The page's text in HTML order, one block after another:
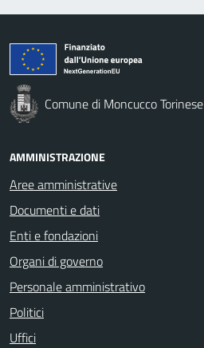
Comune di Moncucco Torinese
AMMINISTRAZIONE
Aree amministrative
Documenti e dati
Enti e fondazioni
Organi di governo
Personale amministrativo
Politici
Uffici